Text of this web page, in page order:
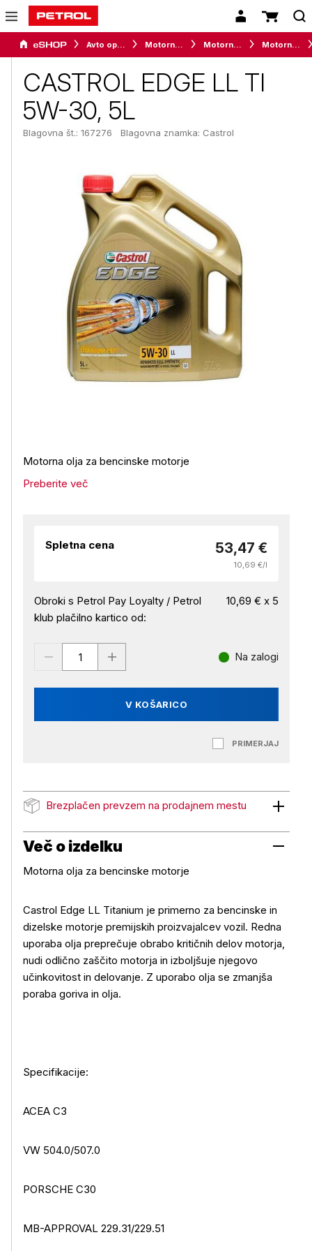
Avto oprema in avtomobilizem Motorna olja, maziva in tekočine za vozila Motorna olja Motorna olja za osebna vozila
CASTROL EDGE LL TI
5W-30, 5L
Blagovna št.: 167276 Blagovna znamka: Castrol
Motorna olja za bencinske motorje
Preberite več
Spletna cena 53,47 €
10,69 €/l
Obroki s Petrol Pay Loyalty / Petrol
klub plačilno kartico od:
10,69 € x 5
V KOŠARICO
Na zalogi
PRIMERJAJ
Brezplačen prevzem na prodajnem mestu
Brezplačen prevzem na prodajnem mestu
Več o izdelku
Več o izdelku
Motorna olja za bencinske motorje
Castrol Edge LL Titanium je primerno za bencinske in
dizelske motorje premijskih proizvajalcev vozil. Redna
uporaba olja preprečuje obrabo kritičnih delov motorja,
nudi odlično zaščito motorja in izboljšuje njegovo
učinkovitost in delovanje. Z uporabo olja se zmanjša
poraba goriva in olja.
Specifikacije:
ACEA C3
VW 504.0/507.0
PORSCHE C30
MB-APPROVAL 229.31/229.51